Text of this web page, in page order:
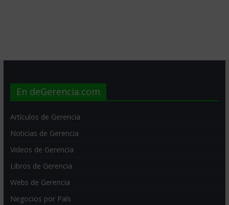
En deGerencia.com
Artículos de Gerencia
Noticias de Gerencia
Videos de Gerencia
Libros de Gerencia
Webs de Gerencia
Negocios por País